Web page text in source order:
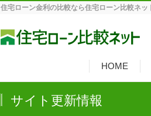
住宅ローン金利の比較なら住宅ローン比較ネッ
HOME
サイト更新情報